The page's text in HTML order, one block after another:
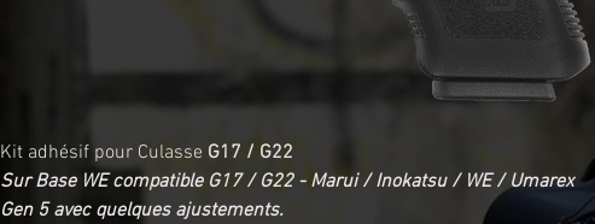
Kit adhésif pour Culasse G17 / G22
Sur Base WE compatible G17 / G22 - Marui / Inokatsu / WE / Umarex
Gen 5 avec quelques ajustements.